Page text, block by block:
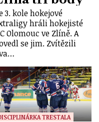
3. kole hokejové
hráli hokejisté
Olomouc ve Zlíně. A
se jim. Zvítězili
TRESTALA